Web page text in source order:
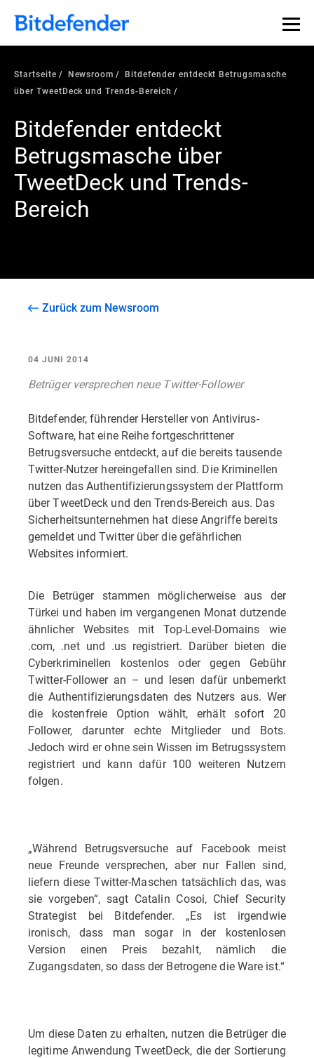
Startseite Newsroom
Bitdefender entdeckt Betrugsmasche
über TweetDeck und Trends-Bereich
Bitdefender entdeckt
Betrugsmasche über
TweetDeck und Trends-
Bereich
Zurück zum Newsroom
04 JUNI 2014
Betrüger versprechen neue Twitter-Follower
Bitdefender, führender Hersteller von Antivirus-
Software, hat eine Reihe fortgeschrittener
Betrugsversuche entdeckt, auf die bereits tausende
Twitter-Nutzer hereingefallen sind. Die Kriminellen
nutzen das Authentifizierungssystem der Plattform
über TweetDeck und den Trends-Bereich aus. Das
Sicherheitsunternehmen hat diese Angriffe bereits
gemeldet und Twitter über die gefährlichen
Websites informiert.
Die Betrüger stammen möglicherweise aus der
Türkei und haben im vergangenen Monat dutzende
ähnlicher Websites mit Top-Level-Domains wie
.com, .net und .us registriert. Darüber bieten die
Cyberkriminellen kostenlos oder gegen Gebühr
Twitter-Follower an – und lesen dafür unbemerkt
die Authentifizierungsdaten des Nutzers aus. Wer
die kostenfreie Option wählt, erhält sofort 20
Follower, darunter echte Mitglieder und Bots.
Jedoch wird er ohne sein Wissen im Betrugssystem
registriert und kann dafür 100 weiteren Nutzern
folgen.
„Während Betrugsversuche auf Facebook meist
neue Freunde versprechen, aber nur Fallen sind,
liefern diese Twitter-Maschen tatsächlich das, was
sie vorgeben“, sagt Catalin Cosoi, Chief Security
Strategist bei Bitdefender. „Es ist irgendwie
ironisch, dass man sogar in der kostenlosen
Version einen Preis bezahlt, nämlich die
Zugangsdaten, so dass der Betrogene die Ware ist.“
Um diese Daten zu erhalten, nutzen die Betrüger die
legitime Anwendung TweetDeck, die der Sortierung